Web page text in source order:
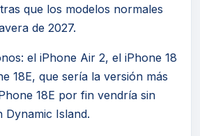
que los modelos normales
de 2027.
el iPhone Air 2, el iPhone 18
18E, que sería la versión más
18E por fin vendría sin
Dynamic Island.